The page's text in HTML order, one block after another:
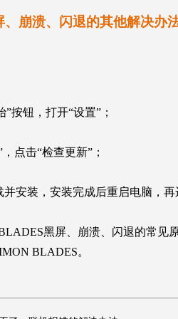
、崩溃、闪退的其他解决办
按钮，打开“设置”；
点击“检查更新”；
安装，安装完成后重启电脑，再
黑屏、崩溃、闪退的常见
BLADES。